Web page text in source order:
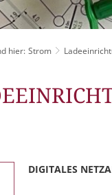
hier: Strom
DIGITALES